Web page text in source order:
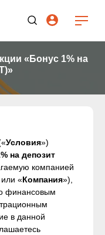
«Бонус 1% на
Условия»)
на депозит
компанией
«Компания»),
финансовым
в данной